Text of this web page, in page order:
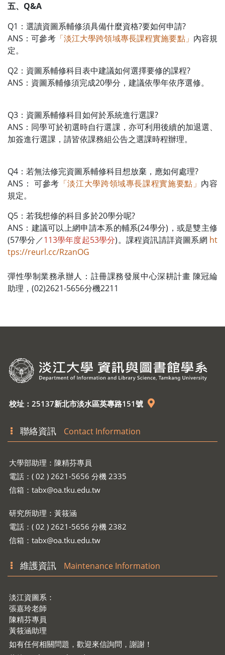
五、Q&A
Q1：選讀資圖系輔修須具備什麼資格?要如何申請?
ANS：可參考「淡江大學跨領域專長課程實施要點」 內容規
定。
Q2：資圖系輔修科目表中建議如何選擇要修的課程?
ANS：資圖系輔修須完成20學分，建議依學年依序選修。
Q3：資圖系輔修科目如何於系統進行選課?
ANS：同學可於初選時自行選課，亦可利用後續的加退選、
加簽進行選課，請皆依課務組公告之選課時程辦理。
Q4：若無法修完資圖系輔修科目想放棄，應如何處理?
ANS： 可參考 「淡江大學跨領域專長課程實施要點」 內容
規定。
Q5：若我想修的科目多於20學分呢?
ANS：建議可以上網申請本系的輔系(24學分)，或是雙主修
(57學分／113學年度起53學分)。課程資訊請詳資圖系網 ht
tps://reurl.cc/RzanOG
彈性學制業務承辦人：註冊課務發展中心深耕計畫 陳冠綸
助理，(02)2621-5656分機2211
校址：25137新北市淡水區英專路151號
聯絡資訊 Contact Information
大學部助理：陳精芬專員
電話：( 02 ) 2621-5656 分機 2335
信箱： tabx@oa.tku.edu.tw
研究所助理：黃筱涵
電話：( 02 ) 2621-5656 分機 2382
信箱： tabx@oa.tku.edu.tw
維護資訊 Maintenance Information
淡江資圖系：
張嘉玲老師
陳精芬專員
黃筱涵助理
如有任何相關問題，歡迎來信詢問，謝謝！